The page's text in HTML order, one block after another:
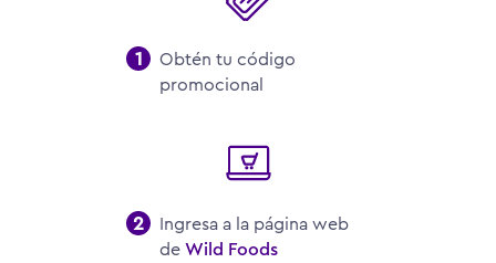
Obtén tu código
promocional
Ingresa a la página web
deWild Foods